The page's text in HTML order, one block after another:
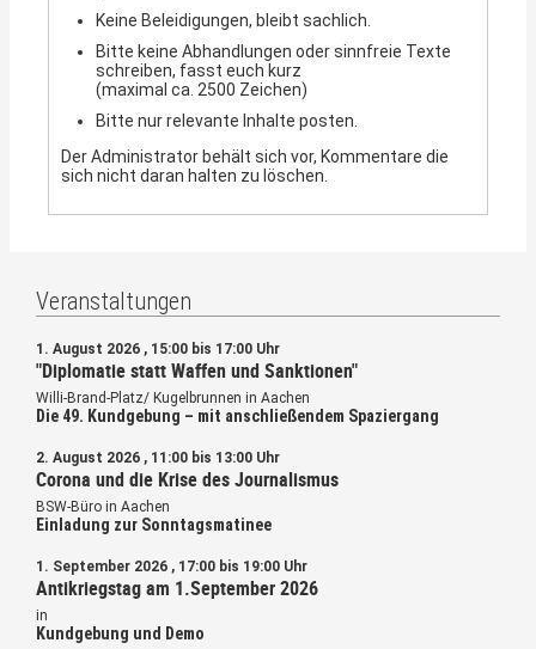
Keine Beleidigungen, bleibt sachlich.
Bitte keine Abhandlungen oder sinnfreie Texte
schreiben, fasst euch kurz
(maximal ca. 2500 Zeichen)
Bitte nur relevante Inhalte posten.
Der Administrator behält sich vor, Kommentare die
sich nicht daran halten zu löschen.
Veranstaltungen
1. August 2026 , 15:00 bis 17:00 Uhr
"Diplomatie statt Waffen und Sanktionen"
Willi-Brand-Platz/ Kugelbrunnen in Aachen
Die 49. Kundgebung – mit anschließendem Spaziergang
2. August 2026 , 11:00 bis 13:00 Uhr
Corona und die Krise des Journalismus
BSW-Büro in Aachen
Einladung zur Sonntagsmatinee
1. September 2026 , 17:00 bis 19:00 Uhr
Antikriegstag am 1.September 2026
in
Kundgebung und Demo